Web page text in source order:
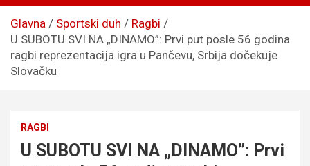
Glavna Sportski duh
Ragbi
U SUBOTU SVI NA „DINAMO”: Prvi put posle 56 godina
ragbi reprezentacija igra u Pančevu, Srbija dočekuje
Slovačku
RAGBI
U SUBOTU SVI NA „DINAMO”: Prvi